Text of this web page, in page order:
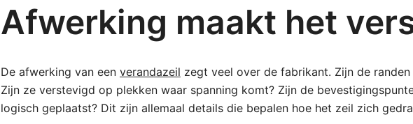
Afwerking maakt het
De afwerking van een verandazeil zegt veel over de fabrikant. Zijn de
Zijn ze verstevigd op plekken waar spanning komt? Zijn de
logisch geplaatst? Dit zijn allemaal details die bepalen hoe het zeil zich